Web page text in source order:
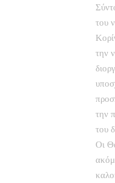
του
την
την
του
Οι